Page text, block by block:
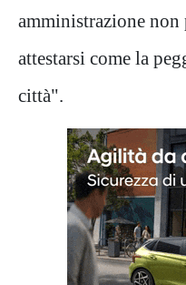
amministrazione non
attestarsi come la
città".